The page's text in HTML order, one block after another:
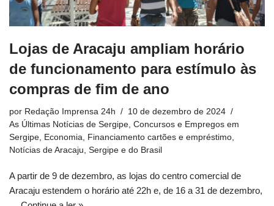
Lojas de Aracaju ampliam horário
de funcionamento para estímulo às
compras de fim de ano
por Redação Imprensa 24h
10 de dezembro de 2024
As Últimas Notícias de Sergipe Concursos e Empregos em
Sergipe
Economia Financiamento cartões e empréstimo
Notícias de Aracaju, Sergipe e do Brasil
A partir de 9 de dezembro, as lojas do centro comercial de
Aracaju estendem o horário até 22h e, de 16 a 31 de dezembro,